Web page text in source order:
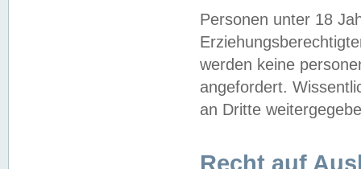
Personen unter 18
werden keine
angefordert.
an Dritte
Recht auf